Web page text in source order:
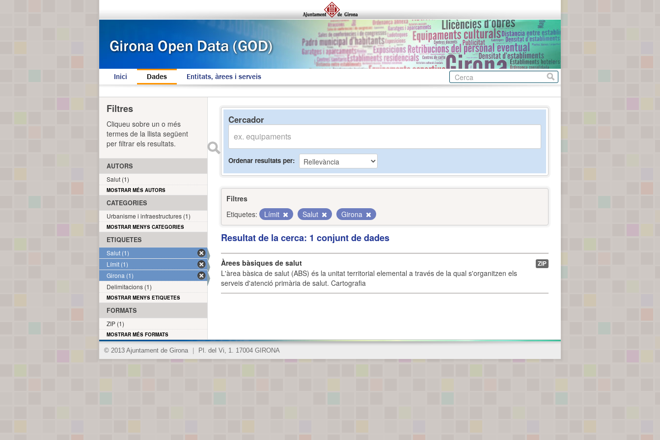
Inici Dades Entitats, àrees i serveis
Cercador
Ordenar resultats per
Filtres
Etiquetes:
Límit Salut Girona
Resultat de la cerca: 1 conjunt de dades
Àrees bàsiques de salut
L'àrea bàsica de salut (ABS) és la unitat territorial elemental a través de la qual s'organitzen els
serveis d'atenció primària de salut. Cartografia
ZIP
Filtres
Cliqueu sobre un o més
termes de la llista següent
per filtrar els resultats.
AUTORS
Salut (1)
MOSTRAR MÉS AUTORS
CATEGORIES
Urbanisme i infraestructures (1)
MOSTRAR MENYS CATEGORIES
ETIQUETES
Salut (1)
Límit (1)
Girona (1)
Delimitacions (1)
MOSTRAR MENYS ETIQUETES
FORMATS
ZIP (1)
MOSTRAR MÉS FORMATS
© 2013 Ajuntament de Girona Pl. del Vi, 1. 17004 GIRONA